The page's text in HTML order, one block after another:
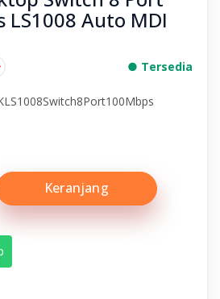
LS1008 Auto MDI
● Tersedia
Keranjang